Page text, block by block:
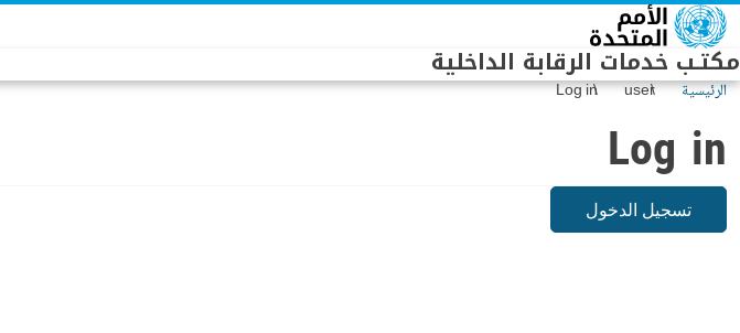
Skip to main content
مكتـب خدمات الرقابة الداخلية
الرئيسية user
Log in
Log in
تسجيل الدخول